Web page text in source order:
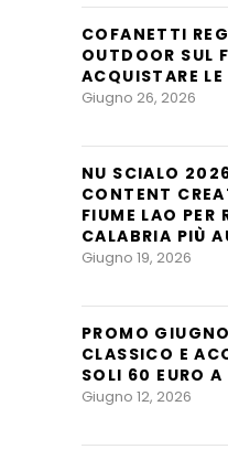
COFANETTI
OUTDOOR SUL
ACQUISTARE
Giugno 26, 2026
NU SCIALO
CONTENT
FIUME LAO PER
CALABRIA PIÙ
Giugno 19, 2026
PROMO
CLASSICO E
SOLI 60 EURO A
Giugno 12, 2026